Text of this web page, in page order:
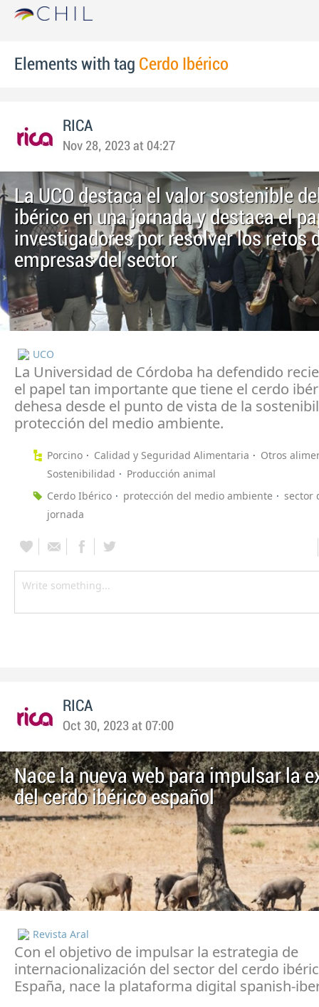
Elements with tag Cerdo Ibérico
RICA
Nov 28, 2023 at 04:27
La UCO destaca el valor sostenible
ibérico en una jornada y destaca el
investigadores por resolver los retos
empresas del sector
UCO
La Universidad de Córdoba ha defendido
el papel tan importante que tiene el cerdo
dehesa desde el punto de vista de la
protección del medio ambiente.
Porcino Calidad y Seguridad Alimentaria
Otros
Sostenibilidad
Producción animal
Cerdo Ibérico
protección del medio ambiente
sector
jornada
RICA
Oct 30, 2023 at 07:00
Nace la nueva web para impulsar la
del cerdo ibérico español
Revista Aral
Con el objetivo de impulsar la estrategia de
internacionalización del sector del cerdo
España, nace la plataforma digital spanish-